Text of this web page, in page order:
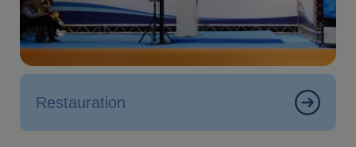
Restauration